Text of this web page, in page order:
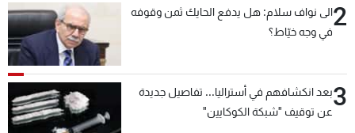
2الى نواف سلام: هل يدفع الحايك ثمن وقوفه
في وجه خيّاط؟
3بعد انكشافهم في أستراليا... تفاصيل جديدة
عن توقيف "شبكة الكوكايين"